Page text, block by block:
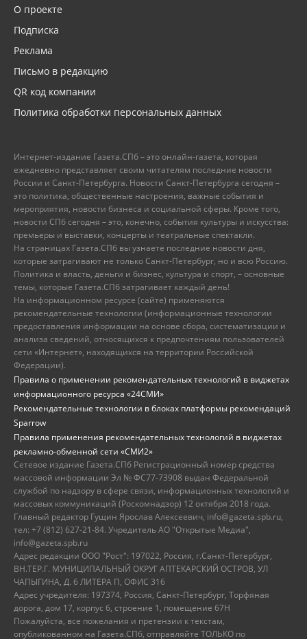
О проекте
Подписка
Реклама
Письмо в редакцию
QR код компании
Политика обработки персональных данных
Интернет-издание Газета.СПб – это онлайн-газета, которая
ежедневно представляет своим читателям последние новости
России и Санкт-Петербурга. Новости Санкт-Петербурга сегодня –
это политика, общественные настроения, важные события и
мероприятия, новости бизнеса и социальной сферы. Кроме того,
новости СПб сегодня – это, конечно, события культуры и искусства:
премьеры и выставки, концерты и театральные спектакли.
На страницах Газета.СПб вы узнаете последние новости дня,
которые затрагивают не только Санкт-Петербург, но и всю Россию.
Политика и власть, деньги и бизнес, культура и спорт, – основные
темы, которые Газета.СПб затрагивает каждый день!
На информационном ресурсе (сайте) применяются
рекомендательные технологии (информационные технологии
предоставления информации на основе сбора, систематизации и
анализа сведений, относящихся к предпочтениям пользователей
сети «Интернет», находящихся на территории Российской
Федерации).
Правила о применении рекомендательных технологий в виджетах
информационного ресурса «24СМИ»
Рекомендательные технологии в блоках платформы рекомендаций
Sparrow
Правила применения рекомендательных технологий в виджетах
рекламно-обменной сети «СМИ2»
Сетевое издание Газета.СПб Регистрационный номер средства
массовой информации Эл № ФС77-73908 выдан Федеральной
службой по надзору в сфере связи, информационных технологий и
массовых коммуникаций (Роскомнадзор) 12 октября 2018 года.
Главный редактор Гущин Ярослав Алексеевич, info@gazeta.spb.ru,
тел: +7 (812) 627-21-84. Учредитель АО "Открытые Медиа",
info@gazeta.spb.ru
Адрес редакции ООО "Рост": 197022, Россия, г.Санкт-Петербург,
ВН.ТЕР.Г. МУНИЦИПАЛЬНЫЙ ОКРУГ АПТЕКАРСКИЙ ОСТРОВ, УЛ
ЧАПЫГИНА, Д. 6 ЛИТЕРА П, ОФИС 316
Адрес учредителя: 197374, Россия, Санкт-Петербург, Торфяная
дорога, дом 17, корпус 6, строение 1, помещение 67Н
Пожалуйста, все пожелания и претензии к текстам,
опубликованном на Газета.СПб, отправляйте ТОЛЬКО по